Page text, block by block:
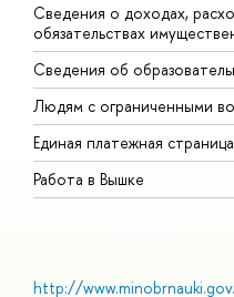
Сведения о доходах,
обязательствах
Сведения об
Людям с ограниченными
Единая платежная страница
Работа в Вышке
http://